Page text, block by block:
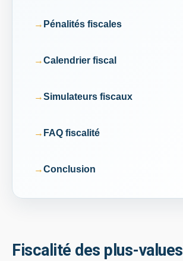
Pénalités fiscales
Calendrier fiscal
Simulateurs fiscaux
FAQ fiscalité
Conclusion
Fiscalité des plus-values